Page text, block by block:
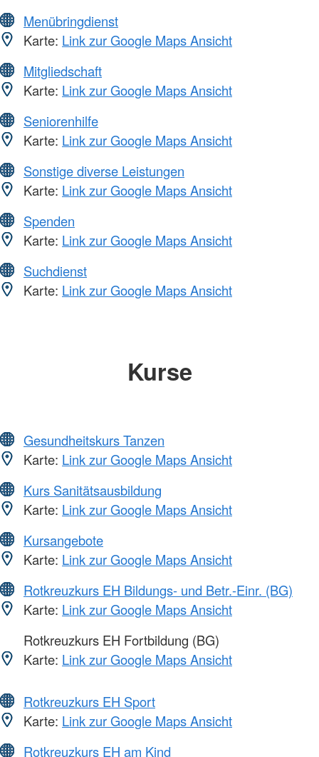
Menübringdienst
Karte: Link zur Google Maps Ansicht
Mitgliedschaft
Karte: Link zur Google Maps Ansicht
Seniorenhilfe
Karte: Link zur Google Maps Ansicht
Sonstige diverse Leistungen
Karte: Link zur Google Maps Ansicht
Spenden
Karte: Link zur Google Maps Ansicht
Suchdienst
Karte: Link zur Google Maps Ansicht
Kurse
Gesundheitskurs Tanzen
Karte: Link zur Google Maps Ansicht
Kurs Sanitätsausbildung
Karte: Link zur Google Maps Ansicht
Kursangebote
Karte: Link zur Google Maps Ansicht
Rotkreuzkurs EH Bildungs- und Betr.-Einr. (BG)
Karte: Link zur Google Maps Ansicht
Rotkreuzkurs EH Fortbildung (BG)
Karte: Link zur Google Maps Ansicht
Rotkreuzkurs EH Sport
Karte: Link zur Google Maps Ansicht
Rotkreuzkurs EH am Kind